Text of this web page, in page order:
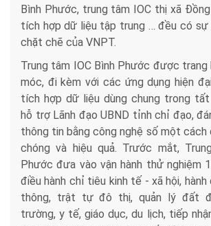
Bình Phước, trung tâm IOC thị xã
tích hợp dữ liệu tập trung … đều có sự
chặt chẽ của VNPT.
Trung tâm IOC Bình Phước được trang
móc, đi kèm với các ứng dụng hiện
tích hợp dữ liệu dùng chung trong
hỗ trợ Lãnh đạo UBND tỉnh chỉ đạo,
thông tin bằng công nghệ số một cách
chóng và hiệu quả. Trước mắt,
Phước đưa vào vận hành thử nghiệm
điều hành chỉ tiêu kinh tế - xã hội, hành
thông, trật tự đô thị, quản lý đất
trường, y tế, giáo dục, du lịch, tiếp